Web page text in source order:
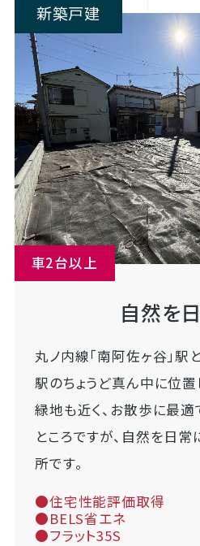
新築戸建
車2台以上
自然を
丸ノ内線「南阿佐ヶ谷」駅
駅のちょうど真ん中に位
緑地も近く、お散歩に最適
ところですが、自然を日
所です。
●住宅性能評価取得
●BELS省エネ
●フラット35S